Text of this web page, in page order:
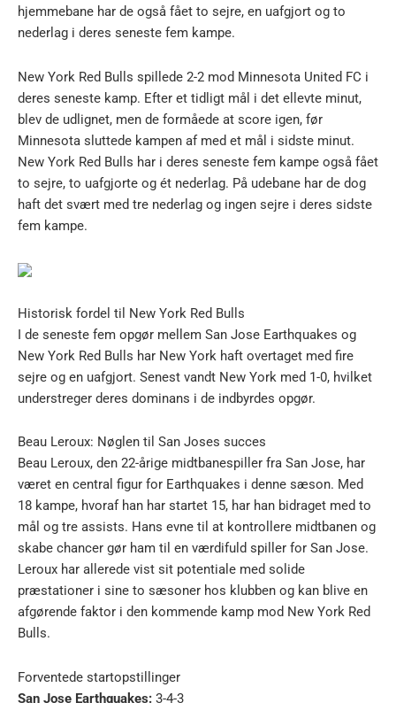
hjemmebane har de også fået to sejre, en uafgjort og to
nederlag i deres seneste fem kampe.
New York Red Bulls spillede 2-2 mod Minnesota United FC i
deres seneste kamp. Efter et tidligt mål i det ellevte minut,
blev de udlignet, men de formåede at score igen, før
Minnesota sluttede kampen af med et mål i sidste minut.
New York Red Bulls har i deres seneste fem kampe også fået
to sejre, to uafgjorte og ét nederlag. På udebane har de dog
haft det svært med tre nederlag og ingen sejre i deres sidste
fem kampe.
Historisk fordel til New York Red Bulls
I de seneste fem opgør mellem San Jose Earthquakes og
New York Red Bulls har New York haft overtaget med fire
sejre og en uafgjort. Senest vandt New York med 1-0, hvilket
understreger deres dominans i de indbyrdes opgør.
Beau Leroux: Nøglen til San Joses succes
Beau Leroux, den 22-årige midtbanespiller fra San Jose, har
været en central figur for Earthquakes i denne sæson. Med
18 kampe, hvoraf han har startet 15, har han bidraget med to
mål og tre assists. Hans evne til at kontrollere midtbanen og
skabe chancer gør ham til en værdifuld spiller for San Jose.
Leroux har allerede vist sit potentiale med solide
præstationer i sine to sæsoner hos klubben og kan blive en
afgørende faktor i den kommende kamp mod New York Red
Bulls.
Forventede startopstillinger
San Jose Earthquakes: 3-4-3